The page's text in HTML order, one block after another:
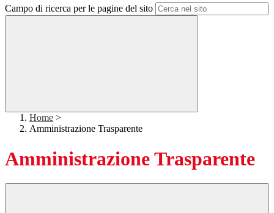
Campo di ricerca per le pagine del sito
Home >
Amministrazione Trasparente
Amministrazione Trasparente